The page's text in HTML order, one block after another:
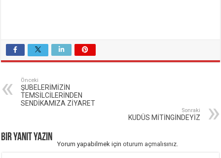
Önceki
ŞUBELERİMİZİN
TEMSİLCİLERİNDEN
SENDİKAMIZA ZİYARET
Sonraki
KUDÜS MİTİNGİNDEYİZ
Bir yanıt yazın
Yorum yapabilmek içinoturum açmalısınız.